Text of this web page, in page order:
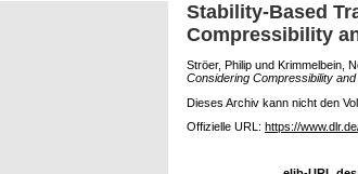
Stability-Based
Compressibility
Ströer, Philip und Krimmelbein,
Considering Compressibility and
Dieses Archiv kann nicht den
Offizielle URL: https://